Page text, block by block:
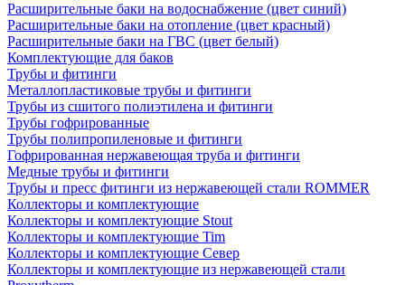
Расширительные баки на водоснабжение (цвет синий)
Расширительные баки на отопление (цвет красный)
Расширительные баки на ГВС (цвет белый)
Комплектующие для баков
Трубы и фитинги
Металлопластиковые трубы и фитинги
Трубы из сшитого полиэтилена и фитинги
Трубы гофрированные
Трубы полипропиленовые и фитинги
Гофрированная нержавеющая труба и фитинги
Медные трубы и фитинги
Трубы и пресс фитинги из нержавеющей стали ROMMER
Коллекторы и комплектующие
Коллекторы и комплектующие Stout
Коллекторы и комплектующие Tim
Коллекторы и комплектующие Север
Коллекторы и комплектующие из нержавеющей стали